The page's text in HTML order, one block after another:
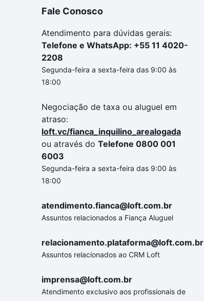
Fale Conosco
Atendimento para dúvidas gerais:
Telefone e WhatsApp: +55 11 4020-
2208
Segunda-feira a sexta-feira das 9:00 às
18:00
Negociação de taxa ou aluguel em
atraso:
loft.vc/fianca_inquilino_arealogada
ou através do Telefone 0800 001
6003
Segunda-feira a sexta-feira das 9:00 às
18:00
atendimento.fianca@loft.com.br
Assuntos relacionados a Fiança Aluguel
relacionamento.plataforma@loft.com.br
Assuntos relacionados ao CRM Loft
imprensa@loft.com.br
Atendimento exclusivo aos profissionais de